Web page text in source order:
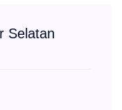
Selatan